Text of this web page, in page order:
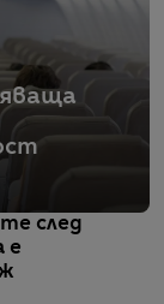
след
е